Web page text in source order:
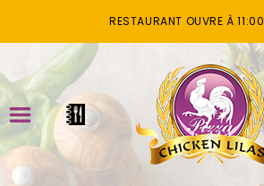
RESTAURANT OUVRE À 11:00